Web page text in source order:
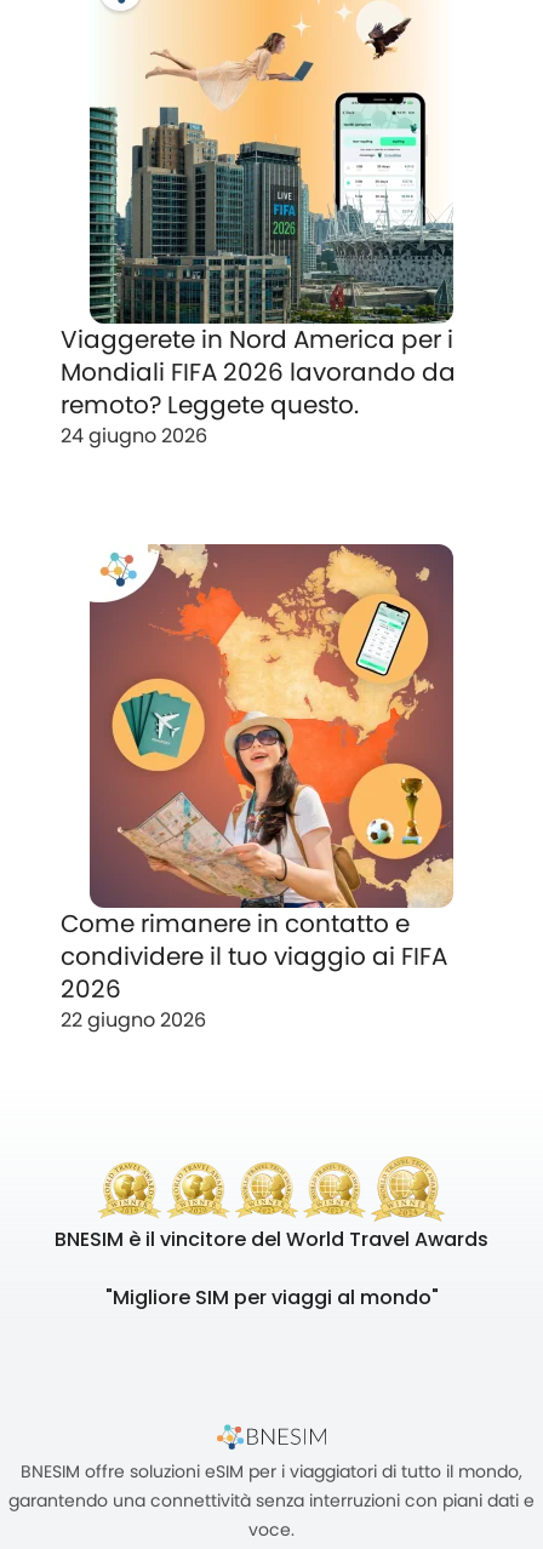
Viaggerete in Nord America per i
Mondiali FIFA 2026 lavorando da
remoto? Leggete questo.
24 giugno 2026
Come rimanere in contatto e
condividere il tuo viaggio ai FIFA
2026
22 giugno 2026
BNESIM è il vincitore del World Travel Awards
"Migliore SIM per viaggi al mondo"
BNESIM offre soluzioni eSIM per i viaggiatori di tutto il mondo,
garantendo una connettività senza interruzioni con piani dati e
voce.